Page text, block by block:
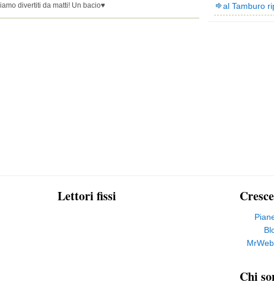
divertiti da matti! Un bacio♥ al Tamburo
Lettori fissi
Chi